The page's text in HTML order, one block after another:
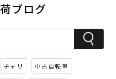
ブログ
チャリ 中古自転車